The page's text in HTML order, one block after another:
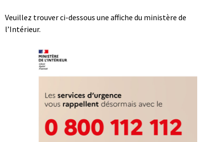
Veuillez trouver ci-dessous une affiche du ministère de
l’Intérieur.